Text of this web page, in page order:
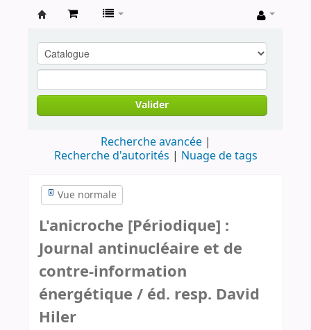
contestataires
Valider
Recherche avancée
Recherche d'autorités
Nuage de tags
Vue normale
L'anicroche [Périodique] :
Journal antinucléaire et de
contre-information
énergétique / éd. resp. David
Hiler